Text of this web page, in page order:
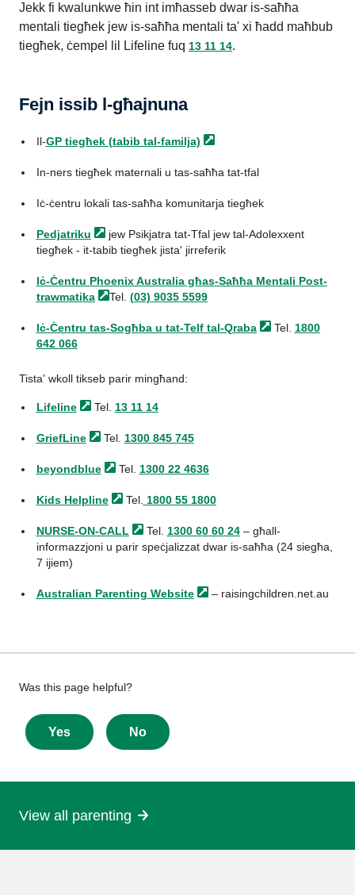
Jekk fi kwalunkwe ħin int imħasseb dwar is-saħħa
mentali tiegħek jew is-saħħa mentali ta' xi ħadd maħbub
tiegħek, ċempel lil Lifeline fuq 13 11 14.
Fejn issib l-għajnuna
Il-GP tiegħek (tabib tal-familja)
In-ners tiegħek maternali u tas-saħħa tat-tfal
Iċ-ċentru lokali tas-saħħa komunitarja tiegħek
Pedjatriku
jew Psikjatra tat-Tfal jew tal-Adolexxent
tiegħek - it-tabib tiegħek jista' jirreferik
Iċ-Ċentru Phoenix Australia għas-Saħħa Mentali Post-
trawmatika
Tel. (03) 9035 5599
Iċ-Ċentru tas-Sogħba u tat-Telf tal-Qraba Tel. 1800
642 066
Tista' wkoll tikseb parir mingħand:
Lifeline Tel. 13 11 14
GriefLine Tel. 1300 845 745
beyondblue Tel. 1300 22 4636
Kids Helpline Tel. 1800 55 1800
NURSE-ON-CALL Tel. 1300 60 60 24– għall-
informazzjoni u parir speċjalizzat dwar is-saħħa (24 siegħa,
7 ijiem)
Australian Parenting Website – raisingchildren.net.au
Give
feedback
about
this
Was this page helpful?
Yes No
View all parenting